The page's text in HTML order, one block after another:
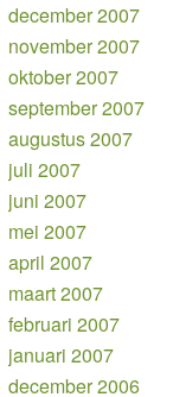
december 2007
november 2007
oktober 2007
september 2007
augustus 2007
juli 2007
juni 2007
mei 2007
april 2007
maart 2007
februari 2007
januari 2007
december 2006